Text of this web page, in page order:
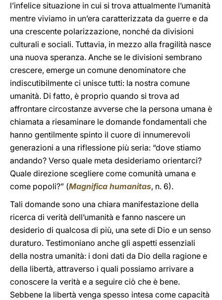
l’infelice situazione in cui si trova attualmente l’umanità
mentre viviamo in un’era caratterizzata da guerre e da
una crescente polarizzazione, nonché da divisioni
culturali e sociali. Tuttavia, in mezzo alla fragilità nasce
una nuova speranza. Anche se le divisioni sembrano
crescere, emerge un comune denominatore che
indiscutibilmente ci unisce tutti: la nostra comune
umanità. Di fatto, è proprio quando si trova ad
affrontare circostanze avverse che la persona umana è
chiamata a riesaminare le domande fondamentali che
hanno gentilmente spinto il cuore di innumerevoli
generazioni a una riflessione più seria: “dove stiamo
andando? Verso quale meta desideriamo orientarci?
Quale direzione scegliere come comunità umana e
come popoli?” (Magnifica humanitas, n. 6).
Tali domande sono una chiara manifestazione della
ricerca di verità dell’umanità e fanno nascere un
desiderio di qualcosa di più, una sete di Dio e un senso
duraturo. Testimoniano anche gli aspetti essenziali
della nostra umanità: i doni dati da Dio della ragione e
della libertà, attraverso i quali possiamo arrivare a
conoscere la verità e a seguire ciò che è bene.
Sebbene la libertà venga spesso intesa come capacità